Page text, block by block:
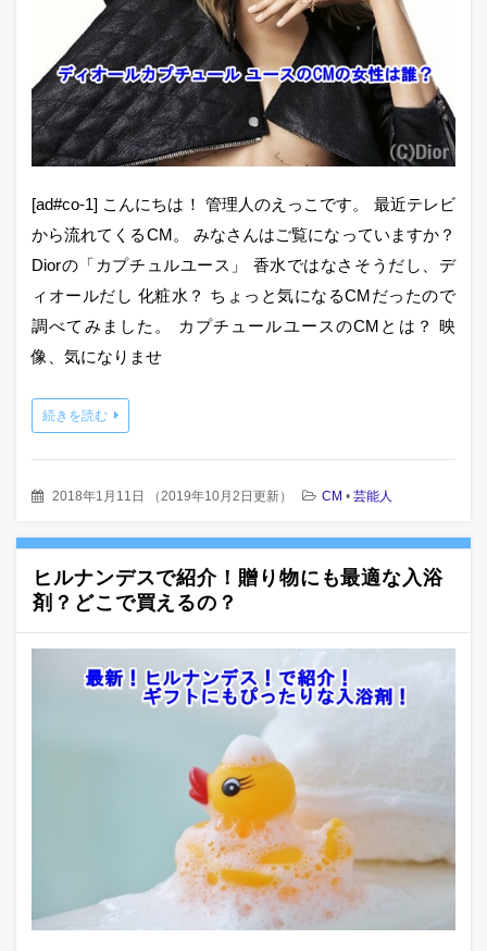
[ad#co-1] こんにちは！ 管理人のえっこです。 最近テレビ
から流れてくるCM。 みなさんはご覧になっていますか？
Diorの「カプチュルユース」 香水ではなさそうだし、デ
ィオールだし 化粧水？ ちょっと気になるCMだったので
調べてみました。 カプチュールユースのCMとは？ 映
像、気になりませ
続きを読む
2018年1月11日 （ 2019年10月2日更新） CM • 芸能人
ヒルナンデスで紹介！贈り物にも最適な入浴
剤？どこで買えるの？